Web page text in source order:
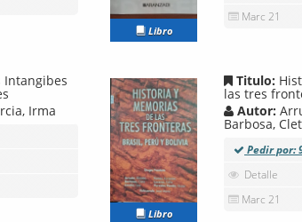
Libro
Marc 21
Intangibes
Irma
Libro
Titulo:
las tres
Autor:
Barbosa,
Pedir por:
Detalle
Marc 21